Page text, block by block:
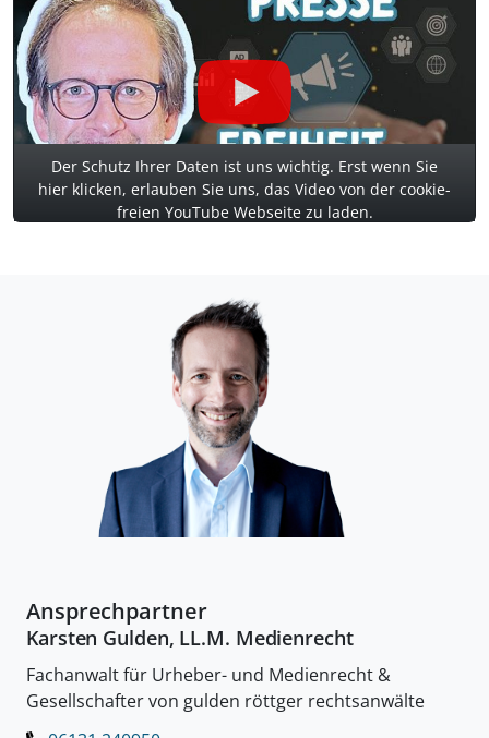
Der Schutz Ihrer Daten ist uns wichtig. Erst wenn Sie
hier klicken, erlauben Sie uns, das Video von der cookie-
freien YouTube Webseite zu laden.
Ansprechpartner
Karsten Gulden, LL.M. Medienrecht
Fachanwalt für Urheber- und Medienrecht &
Gesellschafter von gulden röttger rechtsanwälte